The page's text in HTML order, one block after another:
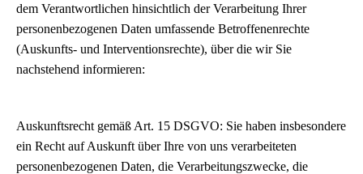
dem Verantwortlichen hinsichtlich der Verarbeitung Ihrer
personenbezogenen Daten umfassende Betroffenenrechte
(Auskunfts- und Interventionsrechte), über die wir Sie
nachstehend informieren:
Auskunftsrecht gemäß Art. 15 DSGVO: Sie haben insbesondere
ein Recht auf Auskunft über Ihre von uns verarbeiteten
personenbezogenen Daten, die Verarbeitungszwecke, die